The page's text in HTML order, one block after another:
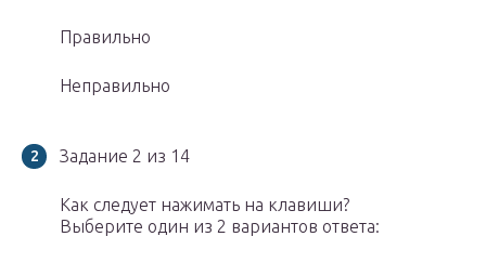
Правильно
Неправильно
Задание 2 из 14
Как следует нажимать на клавиши?
Выберите один из 2 вариантов ответа: